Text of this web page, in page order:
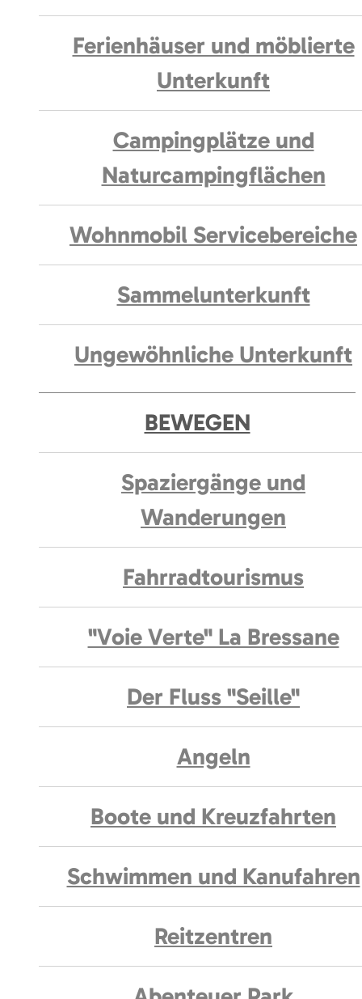
Ferienhäuser und möblierte
Unterkunft
Campingplätze und
Naturcampingflächen
Wohnmobil Servicebereiche
Sammelunterkunft
Ungewöhnliche Unterkunft
BEWEGEN
Spaziergänge und
Wanderungen
Fahrradtourismus
"Voie Verte" La Bressane
Der Fluss "Seille"
Angeln
Boote und Kreuzfahrten
Schwimmen und Kanufahren
Reitzentren